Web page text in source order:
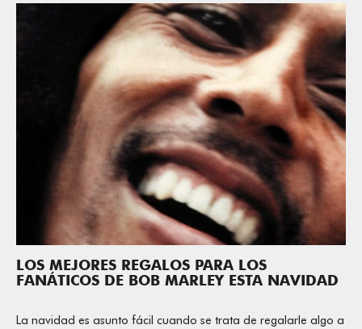
LOS MEJORES REGALOS PARA LOS
FANÁTICOS DE BOB MARLEY ESTA NAVIDAD
La navidad es asunto fácil cuando se trata de regalarle algo a